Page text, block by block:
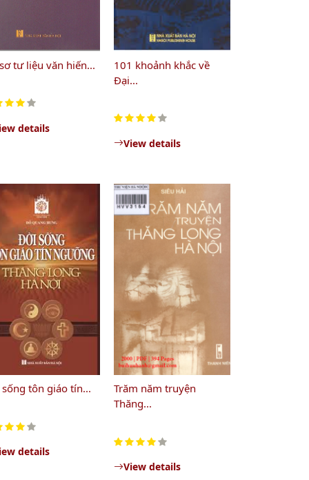
tư liệu văn hiến...
details
101 khoảnh khắc về
Đại...
View details
tôn giáo tín...
details
Trăm năm truyện
Thăng...
View details